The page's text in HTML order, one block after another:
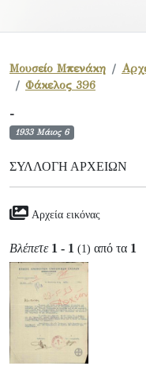
Μουσείο Μπενάκη
Φάκελος 396
-
1933 Μάιος 6
ΣΥΛΛΟΓΉ ΑΡΧΕΊΩΝ
Αρχεία εικόνας
Βλέπετε 1 - 1 (1) από τα 1